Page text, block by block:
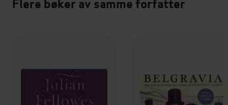
Flere bøker av samme forfatter